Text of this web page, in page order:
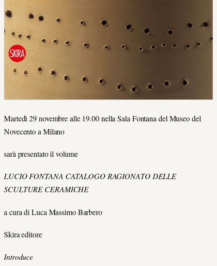
Martedì 29 novembre alle 19.00 nella Sala Fontana del Museo del
Novecento a Milano
sarà presentato il volume
LUCIO FONTANA CATALOGO RAGIONATO DELLE
SCULTURE CERAMICHE
a cura di Luca Massimo Barbero
Skira editore
Introduce